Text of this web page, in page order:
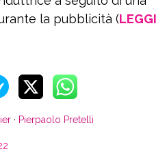
la pubblicità (LEGGI
· Pierpaolo Pretelli